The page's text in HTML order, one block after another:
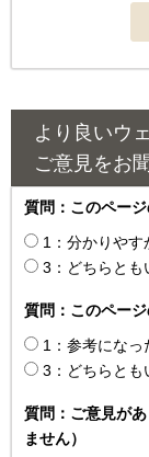
より良いウ
ご意見をお
質問：このペー
1：分かりやす
3：どちらとも
質問：このペー
1：参考になっ
3：どちらとも
質問：ご意見が
ません）